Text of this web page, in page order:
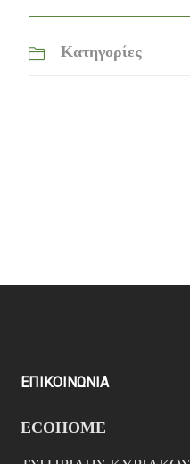
Κατηγορίες
ΕΠΙΚΟΙΝΩΝΙΑ
ECOHOME